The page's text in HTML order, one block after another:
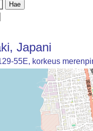
Japani
55E, korkeus